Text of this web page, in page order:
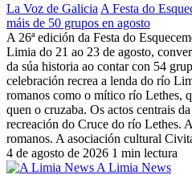
La Voz de Galicia A Festa do
máis de 50 grupos en agosto
A 26ª edición da Festa do
Limia do 21 ao 23 de agosto,
da súa historia ao contar con 54
celebración recrea a lenda do río
romanos como o mítico río Lethes,
quen o cruzaba. Os actos centrais
recreación do Cruce do río Lethes.
romanos. A asociación cultural
4 de agosto de 2026 1 min lectura
A Limia News